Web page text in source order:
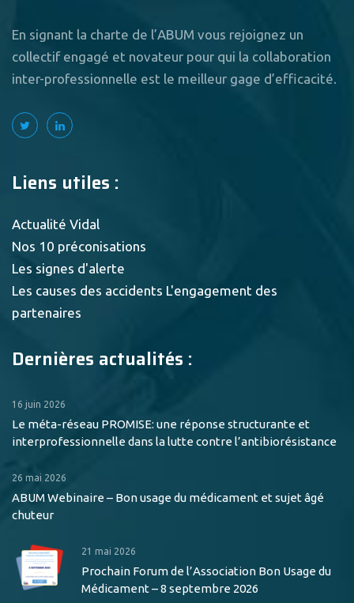
En signant la charte de l’ABUM vous rejoignez un
collectif engagé et novateur pour qui la collaboration
inter-professionnelle est le meilleur gage d’efficacité.
Liens utiles :
Actualité Vidal
Nos 10 préconisations
Les signes d'alerte
Les causes des accidents L'engagement des
partenaires
Dernières actualités :
16 juin 2026
Le méta-réseau PROMISE: une réponse structurante et
interprofessionnelle dans la lutte contre l’antibiorésistance
26 mai 2026
ABUM Webinaire – Bon usage du médicament et sujet âgé
chuteur
21 mai 2026
Prochain Forum de l’Association Bon Usage du
Médicament – 8 septembre 2026